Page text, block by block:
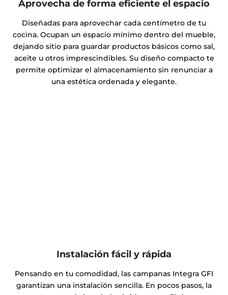
Aprovecha de forma eficiente el espacio
Diseñadas para aprovechar cada centímetro de tu
cocina. Ocupan un espacio mínimo dentro del mueble,
dejando sitio para guardar productos básicos como sal,
aceite u otros imprescindibles. Su diseño compacto te
permite optimizar el almacenamiento sin renunciar a
una estética ordenada y elegante.
Instalación fácil y rápida
Pensando en tu comodidad, las campanas Integra GFI
garantizan una instalación sencilla. En pocos pasos, la